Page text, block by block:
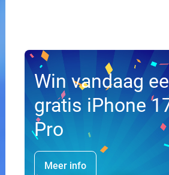
Win vandaag
gratis iPhone
Pro
Meer info